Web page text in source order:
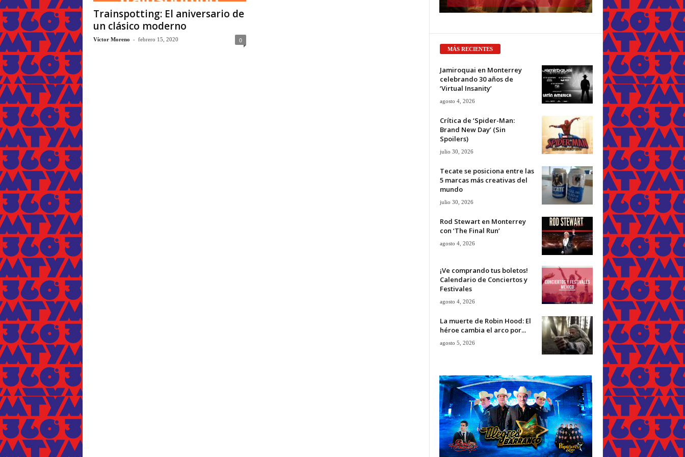
Trainspotting: El aniversario de
un clásico moderno
Víctor Moreno - febrero 15, 2020 0
MÁS RECIENTES
Jamiroquai en Monterrey
celebrando 30 años de
‘Virtual Insanity’
agosto 4, 2026
Crítica de ‘Spider-Man:
Brand New Day’ (Sin
Spoilers)
julio 30, 2026
Tecate se posiciona entre las
5 marcas más creativas del
mundo
julio 30, 2026
Rod Stewart en Monterrey
con ‘The Final Run’
agosto 4, 2026
¡Ve comprando tus boletos!
Calendario de Conciertos y
Festivales
agosto 4, 2026
La muerte de Robin Hood: El
héroe cambia el arco por...
agosto 5, 2026